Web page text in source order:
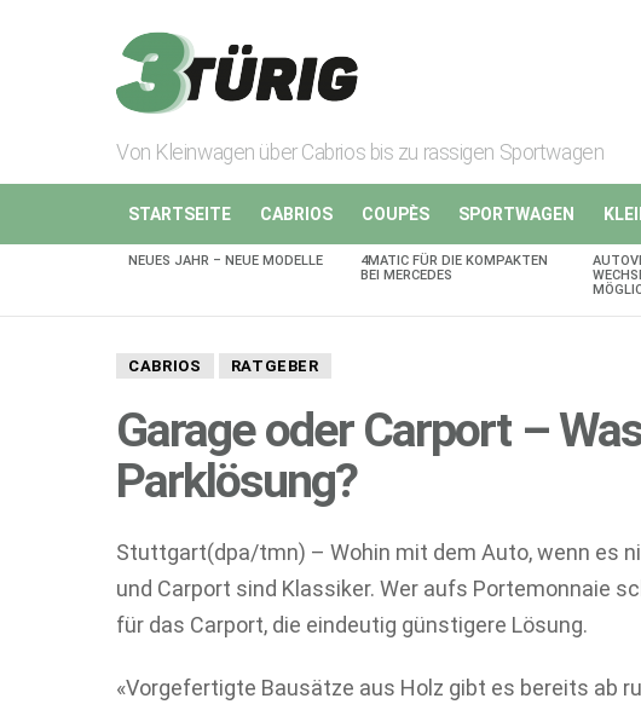
Von Kleinwagen über Cabrios bis zu rassigen Sportwagen
STARTSEITE CABRIOS COUPÈS SPORTWAGEN
AKTUELLES
NEUES JAHR – NEUE MODELLE
4MATIC FÜR DIE KOMPAKTEN
BEI MERCEDES
CABRIOS RATGEBER
Garage oder Carport –
Parklösung?
Stuttgart(dpa/tmn) – Wohin mit dem Auto, wenn es
und Carport sind Klassiker. Wer aufs Portemonnaie
für das Carport, die eindeutig günstigere Lösung.
«Vorgefertigte Bausätze aus Holz gibt es bereits ab